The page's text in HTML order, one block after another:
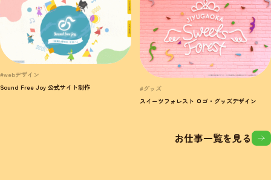
#webデザイン
Sound Free Joy 公式サイト制作
#グッズ
スイーツフォレスト ロゴ・グッズデザイン
お仕事一覧を見る